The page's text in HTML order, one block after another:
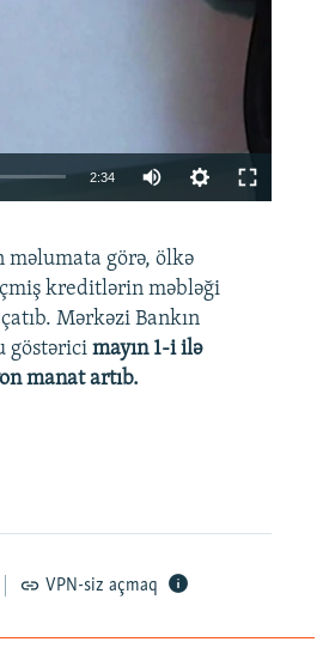
360p 480p
1080p
2:34
360p
480p
720p
məlumata görə, ölkə
kreditlərin məbləği
Mərkəzi Bankın
göstərici mayın 1-i ilə
manat artıb.
VPN-siz açmaq